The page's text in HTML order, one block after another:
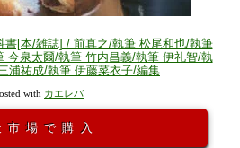
書[本/雑誌] / 前真之/執筆 松尾和也/執筆
今泉太爾/執筆 竹内昌義/執筆 伊礼智/執
浦祐成/執筆 伊藤菜衣子/編集
with カエレバ
市場で購入